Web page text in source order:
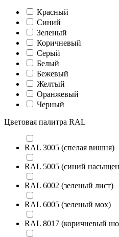
Красный
Синий
Зеленый
Коричневый
Серый
Белый
Бежевый
Желтый
Оранжевый
Черный
Цветовая палитра RAL
RAL 3005 (спелая вишня)
RAL 5005 (синий
RAL 6002 (зеленый лист)
RAL 6005 (зеленый мох)
RAL 8017 (коричневый